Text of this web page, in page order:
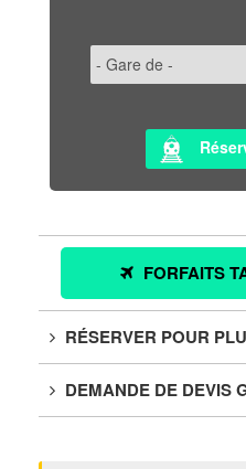
FORFAITS
RÉSERVER POUR
DEMANDE DE DEVIS